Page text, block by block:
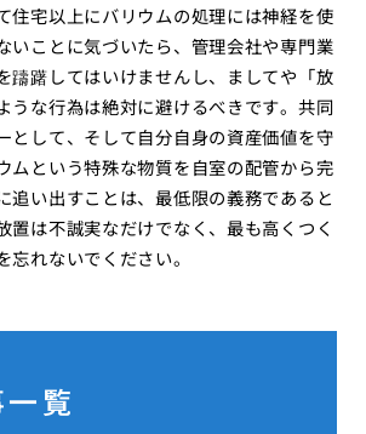
住宅以上にバリウムの処理には神経を使
いことに気づいたら、管理会社や専門業
躊躇してはいけませんし、ましてや「放
うな行為は絶対に避けるべきです。共同
として、そして自分自身の資産価値を守
ムという特殊な物質を自室の配管から完
追い出すことは、最低限の義務であると
置は不誠実なだけでなく、最も高くつく
れないでください。
覧